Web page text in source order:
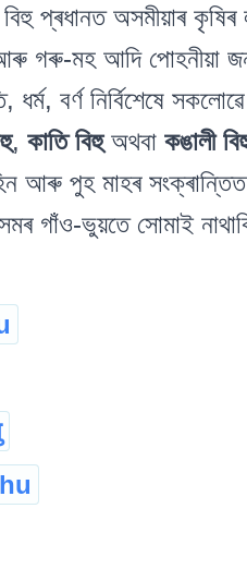
বিহু প্ৰধানত অসমীয়াৰ
গৰু-মহ আদি পোহনীয়া
বৰ্ণ নিৰ্বিশেষে
, কাতি বিহুঅথবা কঙালী
আৰু পুহ মাহৰ
গাঁও-ভুয়তে সোমাই